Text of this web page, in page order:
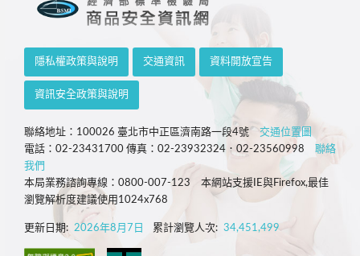
隱私權政策與說明 交通資訊 資料開放宣告
資訊安全政策與說明
聯絡地址：100026 臺北市中正區濟南路一段4號 交通位置圖
電話：02-23431700 傳真：02-23932324．02-23560998 聯絡
我們
本局業務諮詢專線：0800-007-123 本網站支援IE與Firefox,最佳
瀏覽解析度建議使用1024x768
更新日期: 2026年8月7日 累計瀏覽人次: 34,451,499